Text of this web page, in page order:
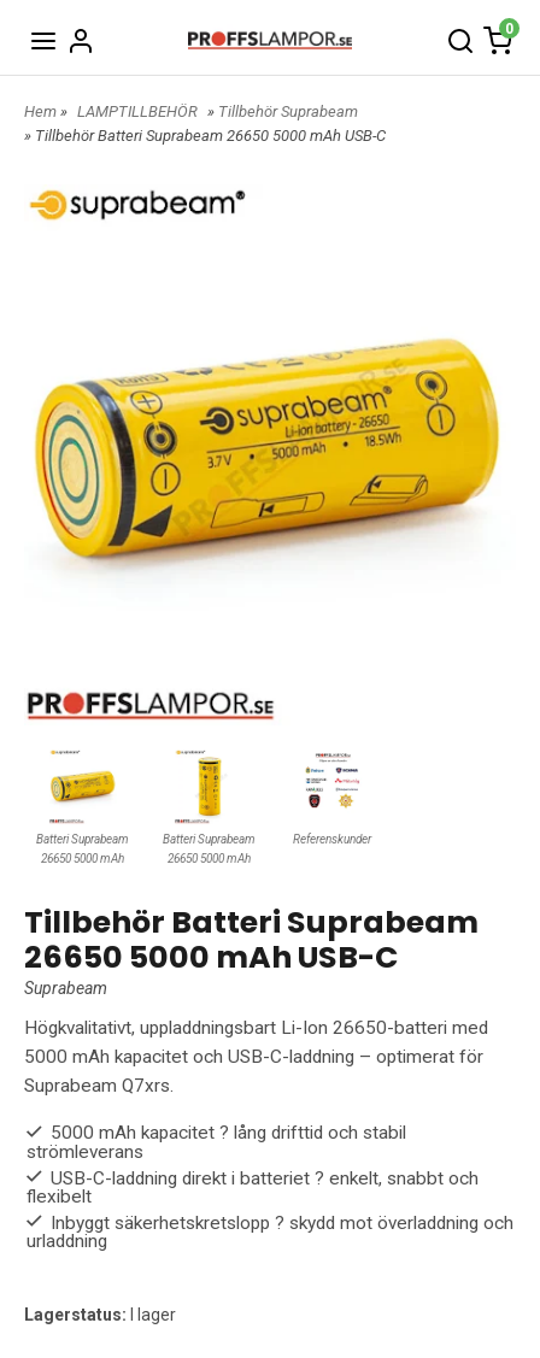
0
Hem » LAMPTILLBEHÖR » Tillbehör Suprabeam
» Tillbehör Batteri Suprabeam 26650 5000 mAh USB-C
Batteri Suprabeam
26650 5000 mAh
Batteri Suprabeam
26650 5000 mAh
Referenskunder
Tillbehör Batteri Suprabeam
26650 5000 mAh USB-C
Suprabeam
Högkvalitativt, uppladdningsbart Li-Ion 26650-batteri med
5000 mAh kapacitet och USB-C-laddning – optimerat för
Suprabeam Q7xrs.
5000 mAh kapacitet ? lång drifttid och stabil
strömleverans
USB-C-laddning direkt i batteriet ? enkelt, snabbt och
flexibelt
Inbyggt säkerhetskretslopp ? skydd mot överladdning och
urladdning
Lagerstatus: I lager